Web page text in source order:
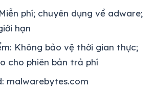
phí; chuyên dụng về adware;
hạn
Không bảo vệ thời gian thực;
cho phiên bản trả phí
malwarebytes.com